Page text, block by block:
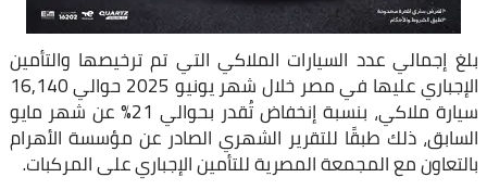
بلغ إجمالي عدد السيارات الملاكي التي تم ترخيصها والتأمين
الإجباري عليها في مصر خلال شهر يونيو 2025 حوالي 16,140
سيارة ملاكي، بنسبة إنخفاض تُقدر بحوالي 21% عن شهر مايو
السابق، ذلك طبقًا للتقرير الشهري الصادر عن مؤسسة الأهرام
بالتعاون مع المجمعة المصرية للتأمين الإجباري على المركبات.